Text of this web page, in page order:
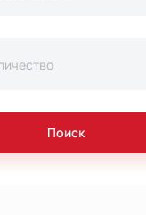
Поиск